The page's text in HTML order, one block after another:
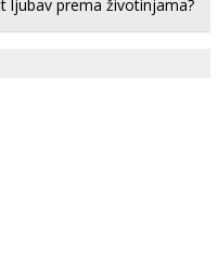
ljubav prema životinjama?